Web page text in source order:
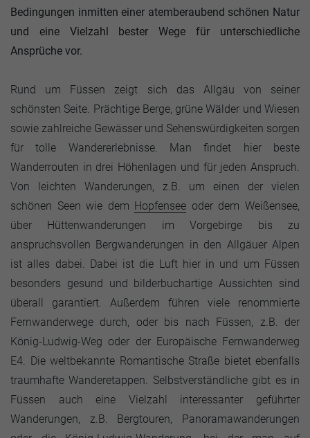
Bedingungen inmitten einer atemberaubend schönen Natur
und eine Vielzahl bester Wege für unterschiedliche
Ansprüche vor.
Rund um Füssen zeigt sich das Allgäu von seiner
schönsten Seite. Prächtige Berge, grüne Wälder und Wiesen
sowie zahlreiche Gewässer und Sehenswürdigkeiten sorgen
für tolle Wandererlebnisse. Man findet hier beste
Wanderrouten in drei Höhenlagen und für jeden Anspruch.
Von leichten Wanderungen, z.B. um einen der vielen
schönen Seen wie dem Hopfensee oder dem Weißensee,
über Hüttenwanderungen im Vorgebirge bis zu
anspruchsvollen Bergwanderungen in den Allgäuer Alpen
ist alles dabei. Dabei ist die Luft hier in und um Füssen
besonders gesund und bilderbuchartige Aussichten sind
überall garantiert. Außerdem führen viele renommierte
Fernwanderwege durch, oder bis nach Füssen, z.B. der
König-Ludwig-Weg oder der Europäische Fernwanderweg
E4. Die weltbekannte Romantische Straße bietet ebenfalls
traumhafte Wanderetappen. Selbstverständliche gibt es in
Füssen auch eine Vielzahl interessanter geführter
Wanderungen, z.B. Bergtouren, Panoramawanderungen